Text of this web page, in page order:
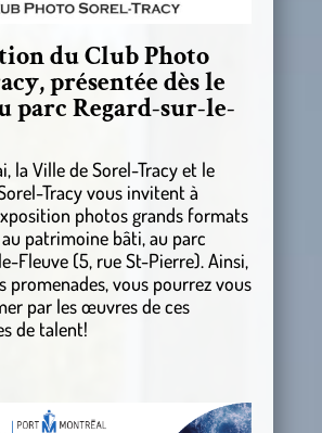
du Club Photo
présentée dès le
parc Regard-sur-le-
la Ville de Sorel-Tracy et le
Tracy vous invitent à
photos grands formats
patrimoine bâti, au parc
Fleuve (5, rue St-Pierre). Ainsi,
promenades, vous pourrez vous
par les œuvres de ces
de talent!